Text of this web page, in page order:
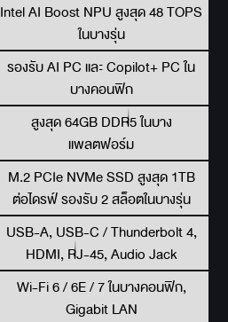
Intel AI Boost NPU สูงสุด 48 TOPS
ในบางรุ่น
รองรับ AI PC และ Copilot+ PC ใน
บางคอนฟิก
สูงสุด 64GB DDR5 ในบาง
แพลตฟอร์ม
M.2 PCIe NVMe SSD สูงสุด 1TB
ต่อไดรฟ์ รองรับ 2 สล็อตในบางรุ่น
USB-A, USB-C / Thunderbolt 4,
HDMI, RJ-45, Audio Jack
Wi-Fi 6 / 6E / 7 ในบางคอนฟิก,
Gigabit LAN